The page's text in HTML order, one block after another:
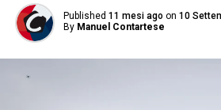
Published 11 mesi ago on 10
By Manuel Contartese